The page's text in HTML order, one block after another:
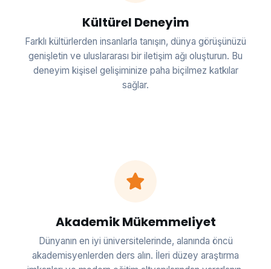
Kültürel Deneyim
Farklı kültürlerden insanlarla tanışın, dünya görüşünüzü
genişletin ve uluslararası bir iletişim ağı oluşturun. Bu
deneyim kişisel gelişiminize paha biçilmez katkılar
sağlar.
Akademik Mükemmeliyet
Dünyanın en iyi üniversitelerinde, alanında öncü
akademisyenlerden ders alın. İleri düzey araştırma